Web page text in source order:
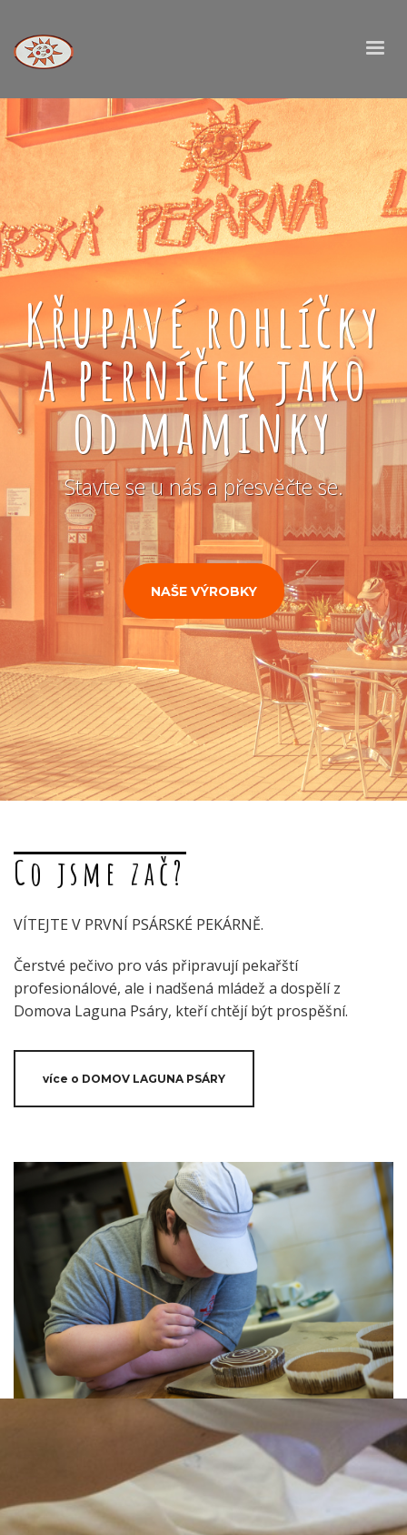
Křupavé rohlíčky
a perníček jako
od maminky
Stavte se u nás a přesvěčte se.
NAŠE VÝROBKY
Co jsme zač?
VÍTEJTE V PRVNÍ PSÁRSKÉ PEKÁRNĚ.
Čerstvé pečivo pro vás připravují pekařští
profesionálové, ale i nadšená mládež a dospělí z
Domova Laguna Psáry, kteří chtějí být prospěšní.
více o DOMOV LAGUNA PSÁRY